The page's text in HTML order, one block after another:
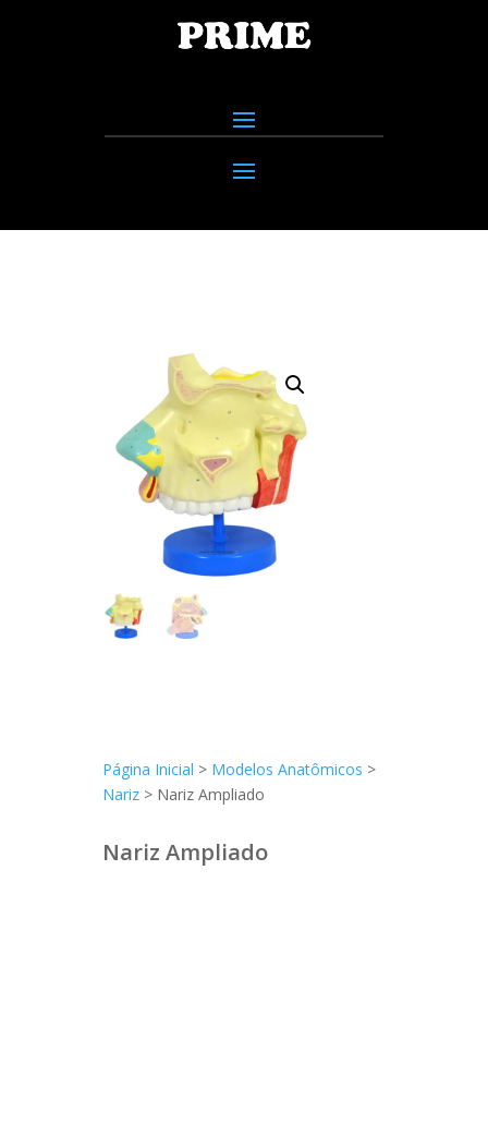
Página Inicial > Modelos Anatômicos >
Nariz > Nariz Ampliado
Nariz Ampliado